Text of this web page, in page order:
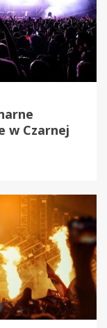
w Czarnej